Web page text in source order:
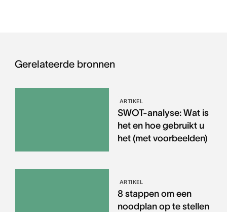
Gerelateerde bronnen
ARTIKEL
SWOT-analyse: Wat is
het en hoe gebruikt u
het (met voorbeelden)
ARTIKEL
8 stappen om een
noodplan op te stellen